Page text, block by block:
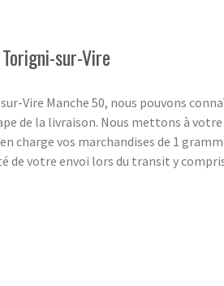
sur-Vire
Vire Manche 50, nous pouvons
de la livraison. Nous mettons à votre
charge vos marchandises de 1
de votre envoi lors du transit y